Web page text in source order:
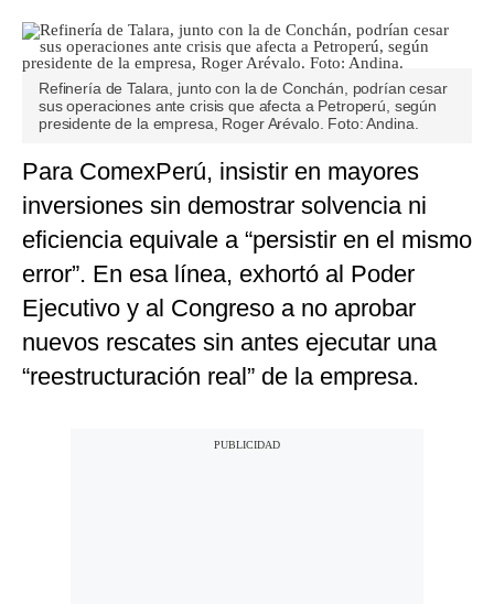
Refinería de Talara, junto con la de Conchán, podrían cesar
sus operaciones ante crisis que afecta a Petroperú, según
presidente de la empresa, Roger Arévalo. Foto: Andina.
Para ComexPerú, insistir en mayores
inversiones sin demostrar solvencia ni
eficiencia equivale a “persistir en el mismo
error”. En esa línea, exhortó al Poder
Ejecutivo y al Congreso a no aprobar
nuevos rescates sin antes ejecutar una
“reestructuración real” de la empresa.